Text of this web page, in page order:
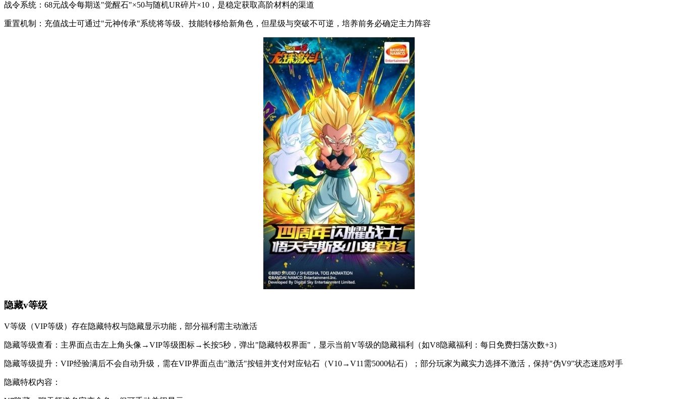
战令系统：68元战令每期送"觉醒石"×50与随机UR碎片×10，是稳定获取高阶材料的渠道
重置机制：充值战士可通过"元神传承"系统将等级、技能转移给新角色，但星级与突破不可逆，培养前务必确定主力阵容
隐藏v等级
V等级（VIP等级）存在隐藏特权与隐藏显示功能，部分福利需主动激活
隐藏等级查看：主界面点击左上角头像→VIP等级图标→长按5秒，弹出"隐藏特权界面"，显示当前V等级的隐藏福利（如V8隐藏福利：每日免费扫荡次数+3）
隐藏等级提升：VIP经验满后不会自动升级，需在VIP界面点击"激活"按钮并支付对应钻石（V10→V11需5000钻石）；部分玩家为藏实力选择不激活，保持"伪V9"状态迷惑对手
隐藏特权内容：